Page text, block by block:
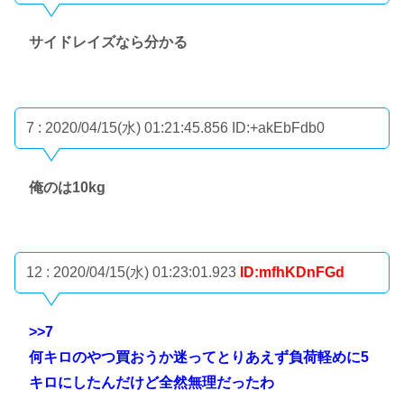
サイドレイズなら分かる
7 : 2020/04/15(水) 01:21:45.856 ID:+akEbFdb0
俺のは10kg
12 : 2020/04/15(水) 01:23:01.923 ID:mfhKDnFGd
>>7
何キロのやつ買おうか迷ってとりあえず負荷軽めに5
キロにしたんだけど全然無理だったわ